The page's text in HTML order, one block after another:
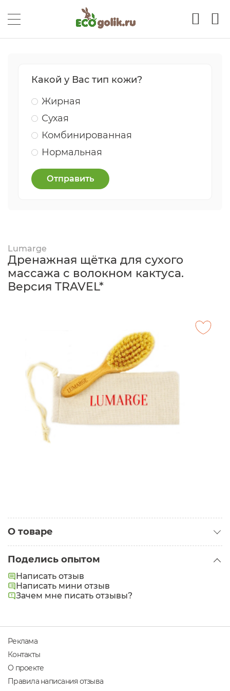
Какой у Вас тип кожи?
Жирная
Сухая
Комбинированная
Нормальная
Отправить
Lumarge
Дренажная щётка для сухого
массажа с волокном кактуса.
Версия TRAVEL*
О товаре
Поделись опытом
Написать отзыв
Написать мини отзыв
Зачем мне писать отзывы?
Реклама
Контакты
О проекте
Правила написания отзыва